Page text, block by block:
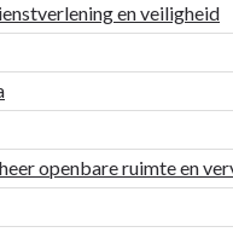
en veiligheid
openbare ruimte en